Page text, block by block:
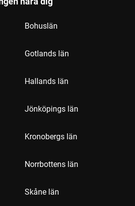
Bohuslän
Gotlands län
Hallands län
Jönköpings län
Kronobergs län
Norrbottens län
Skåne län